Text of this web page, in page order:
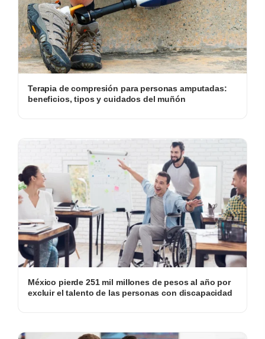
Terapia de compresión para personas amputadas:
beneficios, tipos y cuidados del muñón
México pierde 251 mil millones de pesos al año por
excluir el talento de las personas con discapacidad